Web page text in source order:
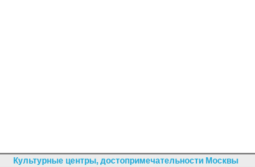
Культурные центры, достопримечательности Москвы